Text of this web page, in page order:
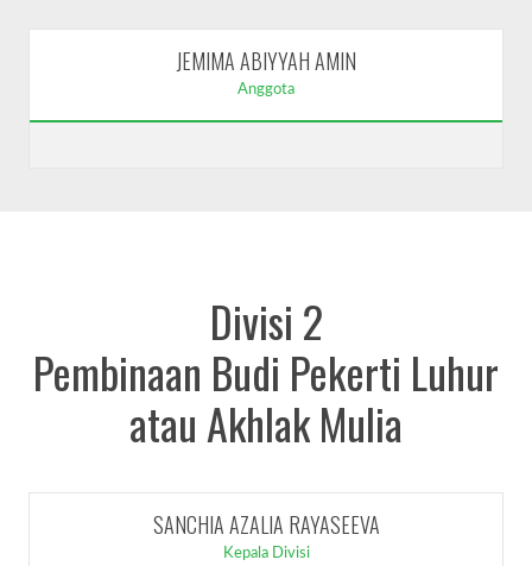
JEMIMA ABIYYAH AMIN
Anggota
Divisi 2
Pembinaan Budi Pekerti Luhur
atau Akhlak Mulia
SANCHIA AZALIA RAYASEEVA
Kepala Divisi